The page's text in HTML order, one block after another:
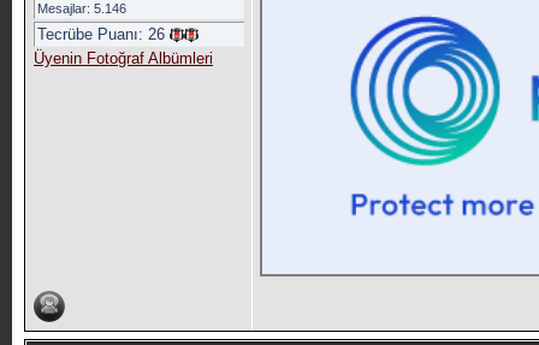
Mesajlar: 5.146
Tecrübe Puanı: 26
Üyenin Fotoğraf Albümleri